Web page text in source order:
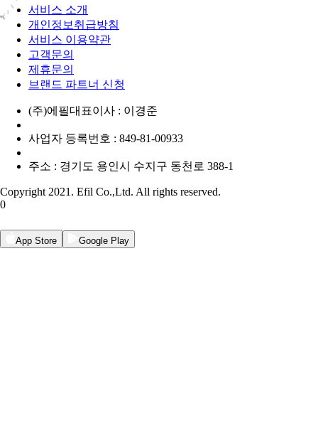
서비스 소개
개인정보취급방침
서비스 이용약관
고객문의
제휴문의
브랜드 파트너 신청
(주)에필대표이사 : 이경준
사업자 등록번호 : 849-81-00933
주소 : 경기도 용인시 수지구 동천로 388-1
Copyright 2021. Efil Co.,Ltd. All rights reserved.
0
App Store Google Play